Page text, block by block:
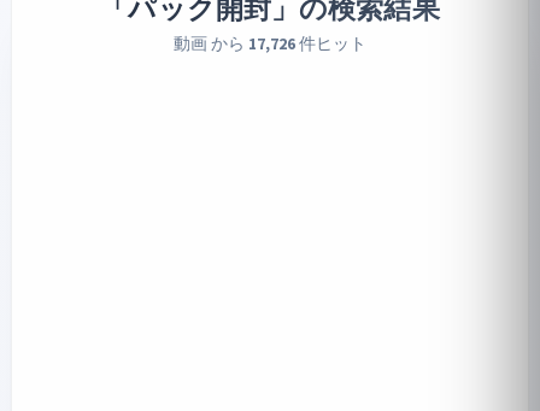
「パック開封」 の検索結果
動画 から 17,726件ヒット